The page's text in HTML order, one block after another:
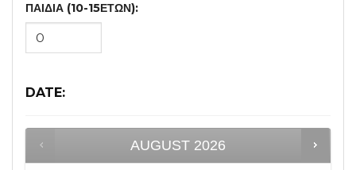
ΠΑΙΔΙΑ (10-15ΕΤΩΝ):
DATE:
AUGUST 2026